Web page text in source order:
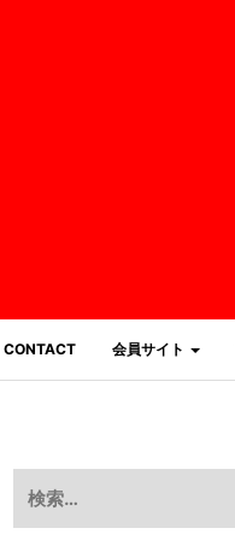
CONTACT 会員サイト
索: